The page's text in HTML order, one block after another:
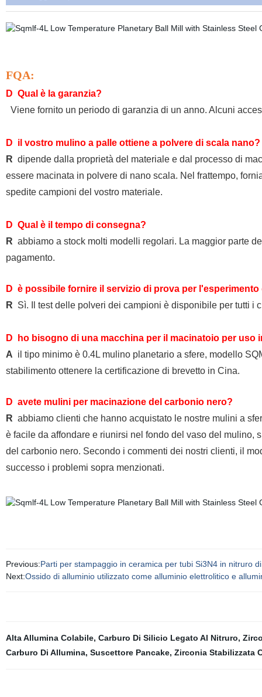
FQA:
D Qual è la garanzia?
Viene fornito un periodo di garanzia di un anno. Alcuni
D il vostro mulino a palle ottiene a polvere di scala nano?
R dipende dalla proprietà del materiale e dal processo di
essere macinata in polvere di nano scala. Nel frattempo,
spedite campioni del vostro materiale.
D Qual è il tempo di consegna?
R abbiamo a stock molti modelli regolari. La maggior parte
pagamento.
D è possibile fornire il servizio di prova per
R Sì. Il test delle polveri dei campioni è disponibile per tutti i
D ho bisogno di una macchina per il macinatoio per uso
A il tipo minimo è 0.4L mulino planetario a sfere, modello
stabilimento ottenere la certificazione di brevetto in Cina.
D avete mulini per macinazione del carbonio nero?
R abbiamo clienti che hanno acquistato le nostre mulini a
è facile da affondare e riunirsi nel fondo del vaso del
del carbonio nero. Secondo i commenti dei nostri clienti, il
successo i problemi sopra menzionati.
Previous:Parti per stampaggio in ceramica per tubi Si3N4 in nitruro
Next:Ossido di alluminio utilizzato come alluminio elettrolitico e
Alta Allumina Colabile, Carburo Di Silicio Legato Al Nitruro,
Carburo Di Allumina, Suscettore Pancake, Zirconia Stabilizzata